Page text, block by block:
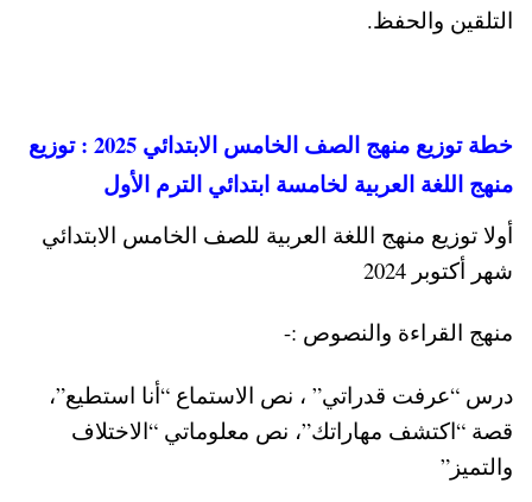
التلقين والحفظ.
خطة توزيع منهج الصف الخامس الابتدائي 2025 : توزيع
منهج اللغة العربية لخامسة ابتدائي الترم الأول
أولا توزيع منهج اللغة العربية للصف الخامس الابتدائي
شهر أكتوبر 2024
منهج القراءة والنصوص :-
درس “عرفت قدراتي” ، نص الاستماع “أنا استطيع”،
قصة “اكتشف مهاراتك”، نص معلوماتي “الاختلاف
والتميز”